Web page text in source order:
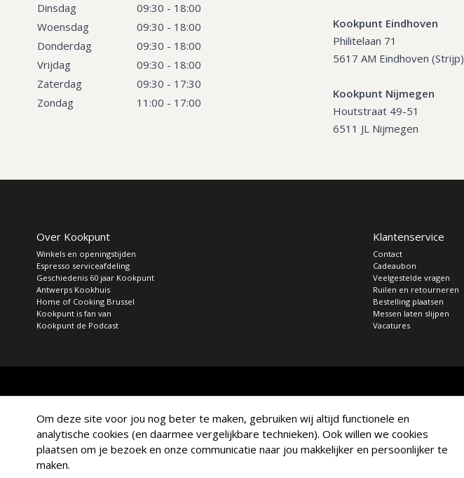
Dinsdag
09:30 - 18:00
Woensdag
09:30 - 18:00
Donderdag
09:30 - 18:00
Vrijdag
09:30 - 18:00
Zaterdag
09:30 - 17:30
Zondag
11:00 - 17:00
Kookpunt Eindhoven
Philitelaan 71
5617 AM Eindhoven (Strijp)
Kookpunt Nijmegen
Houtstraat 49-51
6511 JL Nijmegen
Over Kookpunt
Winkels en openingstijden
Espresso serviceafdeling
Geschiedenis 60 jaar Kookpunt
Antwerps Kookhuis
Home of Cooking Brussel
Kookpunt is fan van
Kookpunt de Podcast
Klantenservice
Contact
Cadeaubon
Veelgestelde vragen
Ruilen en retourneren
Bestelling plaatsen
Messen laten slijpen
Vacatures
© Copyright 2026 Kookpunt.nl
Om deze site voor jou nog beter te maken, gebruiken wij altijd functionele en
analytische cookies (en daarmee vergelijkbare technieken). Ook willen we cookies
plaatsen om je bezoek en onze communicatie naar jou makkelijker en persoonlijker te
maken.